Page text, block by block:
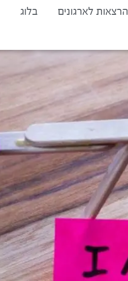
הרצאות לארגונים בלוג